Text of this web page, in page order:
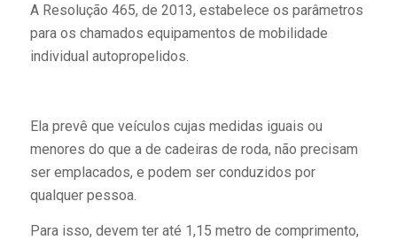
A Resolução 465, de 2013, estabelece os parâmetros
para os chamados equipamentos de mobilidade
individual autopropelidos.
Ela prevê que veículos cujas medidas iguais ou
menores do que a de cadeiras de roda, não precisam
ser emplacados, e podem ser conduzidos por
qualquer pessoa.
Para isso, devem ter até 1,15 metro de comprimento,